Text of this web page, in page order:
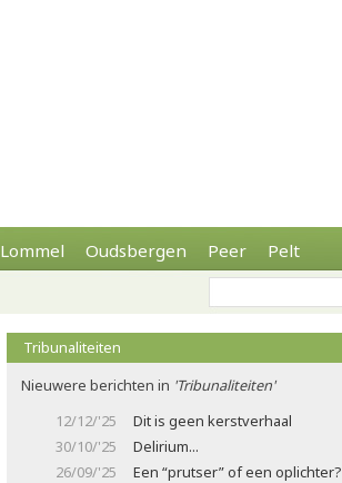
Lommel Oudsbergen Peer Pelt
Tribunaliteiten
Nieuwere berichten in 'Tribunaliteiten'
12/12/'25
Dit is geen kerstverhaal
30/10/'25
Delirium...
26/09/'25
Een “prutser” of een oplichter?